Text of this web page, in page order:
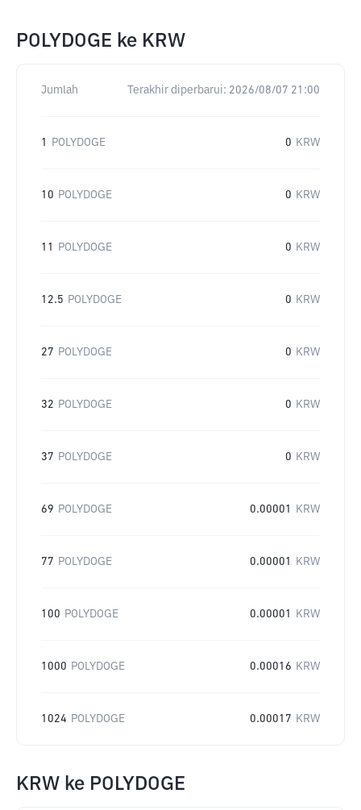
POLYDOGE ke KRW
Jumlah Terakhir diperbarui: 2026/08/07 21:00
1 POLYDOGE 0 KRW
10 POLYDOGE 0 KRW
11 POLYDOGE 0 KRW
12.5 POLYDOGE 0 KRW
27 POLYDOGE 0 KRW
32 POLYDOGE 0 KRW
37 POLYDOGE 0 KRW
69 POLYDOGE 0.00001 KRW
77 POLYDOGE 0.00001 KRW
100 POLYDOGE 0.00001 KRW
1000 POLYDOGE 0.00016 KRW
1024 POLYDOGE 0.00017 KRW
KRW ke POLYDOGE